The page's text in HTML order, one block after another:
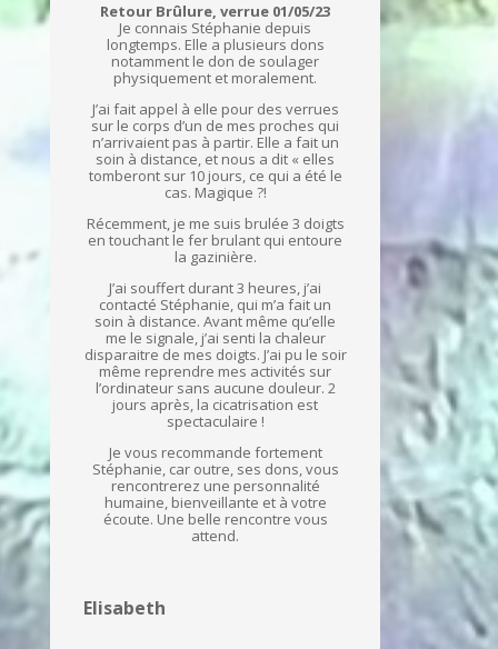
Retour Brûlure, verrue 01/05/23
Je connais Stéphanie depuis
longtemps. Elle a plusieurs dons
notamment le don de soulager
physiquement et moralement.
J’ai fait appel à elle pour des verrues
sur le corps d’un de mes proches qui
n’arrivaient pas à partir. Elle a fait un
soin à distance, et nous a dit « elles
tomberont sur 10 jours, ce qui a été le
cas. Magique ?!
Récemment, je me suis brulée 3 doigts
en touchant le fer brulant qui entoure
la gazinière.
J’ai souffert durant 3 heures, j’ai
contacté Stéphanie, qui m’a fait un
soin à distance. Avant même qu’elle
me le signale, j’ai senti la chaleur
disparaitre de mes doigts. J’ai pu le soir
même reprendre mes activités sur
l’ordinateur sans aucune douleur. 2
jours après, la cicatrisation est
spectaculaire !
Je vous recommande fortement
Stéphanie, car outre, ses dons, vous
rencontrerez une personnalité
humaine, bienveillante et à votre
écoute. Une belle rencontre vous
attend.
Elisabeth